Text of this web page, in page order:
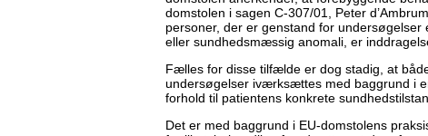
domstolen i sagen C-307/01, Peter
personer, der er genstand for
eller sundhedsmæssig anomali, er
Fælles for disse tilfælde er dog stadig, at
undersøgelser iværksættes med baggrund i
forhold til patientens konkrete
Det er med baggrund i EU-domstolens